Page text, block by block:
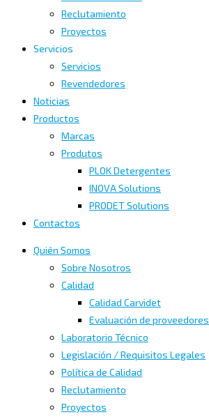
Reclutamiento
Proyectos
Servicios
Servicios
Revendedores
Noticias
Productos
Marcas
Produtos
PLOK Detergentes
INOVA Solutions
PRODET Solutions
Contactos
Quién Somos
Sobre Nosotros
Calidad
Calidad Carvidet
Evaluación de proveedores
Laboratorio Técnico
Legislación / Requisitos Legales
Política de Calidad
Reclutamiento
Proyectos